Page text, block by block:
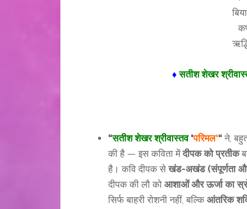
♦सतीश शेखर
“सतीश शेखर श्रीवास्तव ‘परिमल‘“ ने,
की है — इस कविता मेंदीपक को प्रतीक
है। कवि दीपक सेखंड-अखंड (संपूर्णता
दीपक की लौ को आशाओं और ऊर्जा का
सिर्फ बाहरी रोशनी नहीं, बल्कि आंतरिक